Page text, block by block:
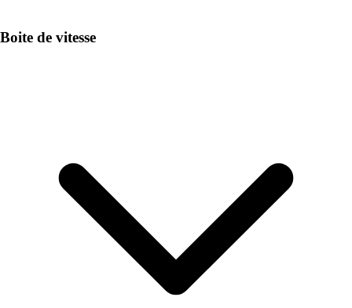
Boite de vitesse